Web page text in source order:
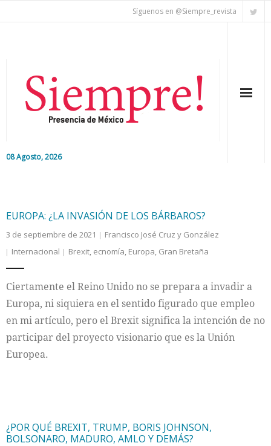
Síguenos en @Siempre_revista
08 Agosto, 2026
Nacional
Internacional
Cultura
EUROPA: ¿LA INVASIÓN DE LOS BÁRBAROS?
3 de septiembre de 2021
Francisco José Cruz y González
Internacional
Brexit, ecnomía, Europa, Gran Bretaña
Ciertamente el Reino Unido no se prepara a invadir a
Europa, ni siquiera en el sentido figurado que empleo
en mi artículo, pero el Brexit significa la intención de no
participar del proyecto visionario que es la Unión
Europea.
¿POR QUÉ BREXIT, TRUMP, BORIS JOHNSON,
BOLSONARO, MADURO, AMLO Y DEMÁS?